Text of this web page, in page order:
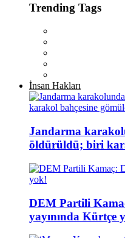
Trending Tags
İnsan Hakları
Jandarma
öldürüldü; biri
DEM Partili
yayınında Kürtçe